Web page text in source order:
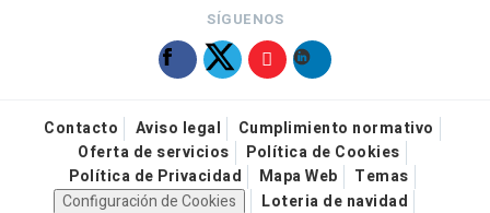
SÍGUENOS
Contacto Aviso legal
Cumplimiento normativo
Oferta de servicios
Política de Cookies
Política de Privacidad
Mapa Web
Temas
Configuración de Cookies
Loteria de navidad